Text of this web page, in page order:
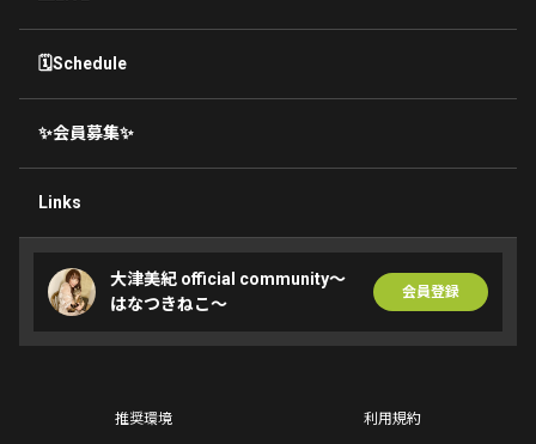
🗓Schedule
✨会員募集✨
Links
大津美紀 official community〜
はなつきねこ〜
会員登録
推奨環境 利用規約